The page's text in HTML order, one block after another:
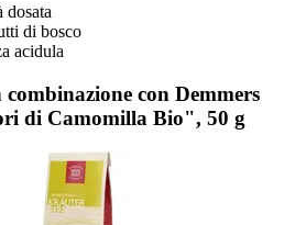
dosata
di bosco
acidula
combinazione con Demmers
di Camomilla Bio", 50 g